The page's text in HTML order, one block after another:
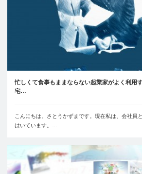
忙しくて食事もままならない起業家がよく利用
宅…
こんにちは。さとうかずまです。現在私は、会社員
はいています。…